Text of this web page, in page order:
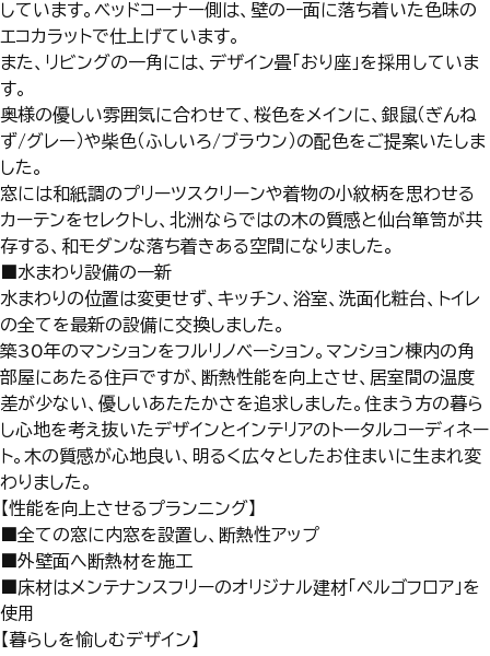
しています。ベッドコーナー側は、壁の一面に落ち着いた色味の
エコカラットで仕上げています。
また、リビングの一角には、デザイン畳「おり座」を採用していま
す。
奥様の優しい雰囲気に合わせて、桜色をメインに、銀鼠（ぎんね
ず/グレー）や柴色（ふしいろ/ブラウン）の配色をご提案いたしま
した。
窓には和紙調のプリーツスクリーンや着物の小紋柄を思わせる
カーテンをセレクトし、北洲ならではの木の質感と仙台箪笥が共
存する、和モダンな落ち着きある空間になりました。
■水まわり設備の一新
水まわりの位置は変更せず、キッチン、浴室、洗面化粧台、トイレ
の全てを最新の設備に交換しました。
築30年のマンションをフルリノベーション。マンション棟内の角
部屋にあたる住戸ですが、断熱性能を向上させ、居室間の温度
差が少ない、優しいあたたかさを追求しました。住まう方の暮ら
し心地を考え抜いたデザインとインテリアのトータルコーディネー
ト。木の質感が心地良い、明るく広々としたお住まいに生まれ変
わりました。
【性能を向上させるプランニング】
■全ての窓に内窓を設置し、断熱性アップ
■外壁面へ断熱材を施工
■床材はメンテナンスフリーのオリジナル建材「ペルゴフロア」を
使用
【暮らしを愉しむデザイン】